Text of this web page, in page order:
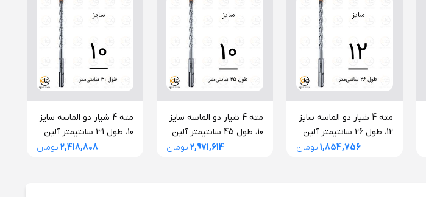
مته 4 شیار دو الماسه سایز
12، طول 26 سانتیمتر آلپن
اتریش سری F4 فورته1,854,756 تومان
مته 4 شیار دو الماسه سایز
10، طول 45 سانتیمتر آلپن
اتریش سری F4 فورته2,971,614 تومان
مته 4 شیار دو الماسه سایز
10، طول 31 سانتیمتر آلپن
اتریش سری F4 فورته2,418,808 تومان